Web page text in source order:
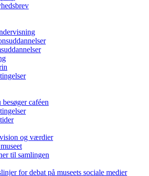
caféen
og værdier
til samlingen
for debat på museets sociale medier